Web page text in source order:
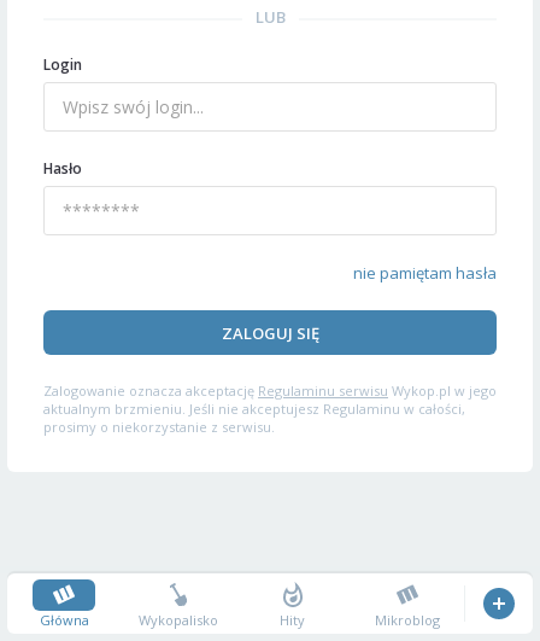
LUB
Login
Hasło
nie pamiętam hasła
ZALOGUJ SIĘ
Zalogowanie oznacza akceptację Regulaminu serwisu Wykop.pl w jego
aktualnym brzmieniu. Jeśli nie akceptujesz Regulaminu w całości,
prosimy o niekorzystanie z serwisu.
Główna Wykopalisko Hity Mikroblog